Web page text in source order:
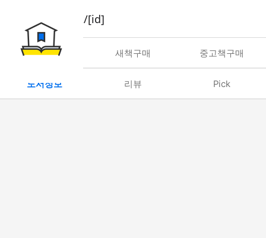
book/rent/[id]
대여 새책구매 중고책구매
도서정보 리뷰 Pick